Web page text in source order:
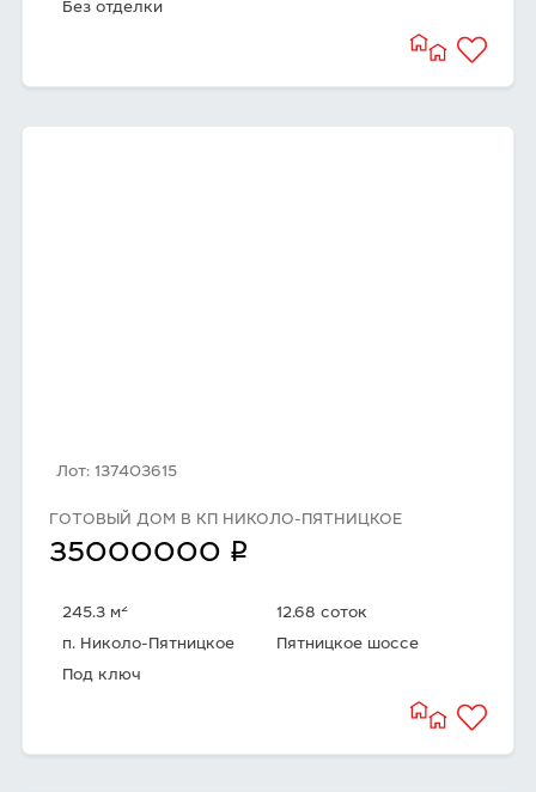
Без отделки
Лот: 137403615
ГОТОВЫЙ ДОМ В КП НИКОЛО-ПЯТНИЦКОЕ
35000000 q
245.3 м2
12.68 соток
п. Николо-Пятницкое
Пятницкое шоссе
Под ключ